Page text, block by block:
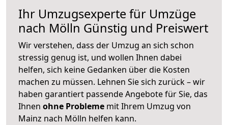
Ihr Umzugsexperte für Umzüge
nach Mölln Günstig und Preiswert
Wir verstehen, dass der Umzug an sich schon
stressig genug ist, und wollen Ihnen dabei
helfen, sich keine Gedanken über die Kosten
machen zu müssen. Lehnen Sie sich zurück – wir
haben garantiert passende Angebote für Sie, das
Ihnen ohne Probleme mit Ihrem Umzug von
Mainz nach Mölln helfen kann.